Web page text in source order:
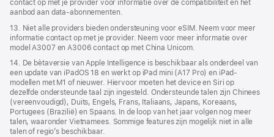
contact op met je provider voor informatie over de compatibiliteit en het
aanbod aan data-abonnementen.
13. Niet alle providers bieden ondersteuning voor eSIM. Neem voor meer
informatie contact op met je provider. Neem voor meer informatie over
model A3007 en A3006 contact op met China Unicom.
14. De bètaversie van Apple Intelligence is beschikbaar als onderdeel van
een update van iPadOS 18 en werkt op iPad mini (A17 Pro) en iPad-
modellen met M1 of nieuwer. Hiervoor moeten het device en Siri op
dezelfde ondersteunde taal zijn ingesteld. Ondersteunde talen zijn Chinees
(vereenvoudigd), Duits, Engels, Frans, Italiaans, Japans, Koreaans,
Portugees (Brazilië) en Spaans. In de loop van het jaar volgen nog meer
talen, waaronder Vietnamees. Sommige features zijn mogelijk niet in alle
talen of regio’s beschikbaar.